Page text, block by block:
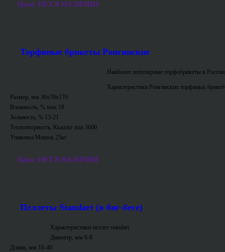
Цена: НЕТ В НАЛИЧИИ
Торфяные брикеты Ронгинские
Наиболее популярные торфобрикеты в
Характеристики Ронгинских торфяных
Размер, мм 30х70х170
Влажность, % max 18
Зольность, % 13-21
Теплотворность, Ккал/кг min 3600
Упаковка Мешок 25кг
Цена: НЕТ В НАЛИЧИИ
Пеллеты Standart (в биг-беге)
Характеристики пеллет standart
Диаметр, мм 6-8
Длина, мм 10-40